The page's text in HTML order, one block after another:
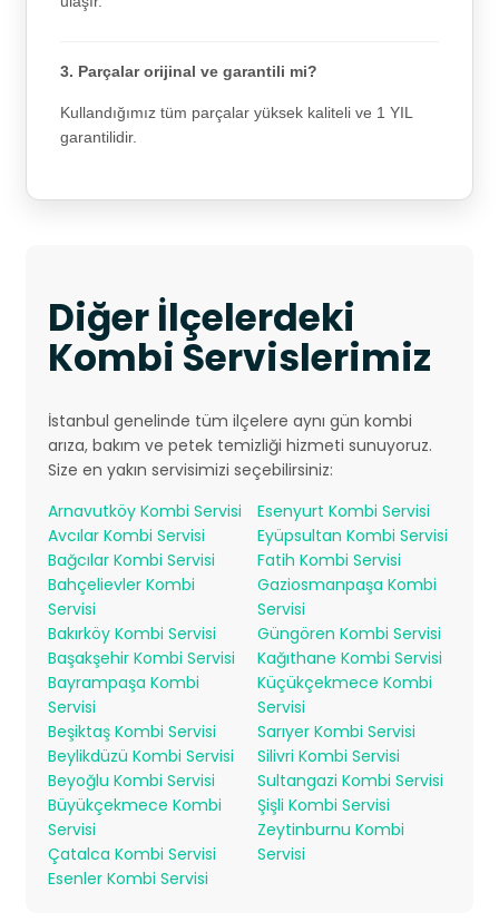
3. Parçalar orijinal ve garantili mi?
Kullandığımız tüm parçalar yüksek kaliteli ve 1 YIL
garantilidir.
Diğer İlçelerdeki
Kombi Servislerimiz
İstanbul genelinde tüm ilçelere aynı gün kombi
arıza, bakım ve petek temizliği hizmeti sunuyoruz.
Size en yakın servisimizi seçebilirsiniz:
Arnavutköy Kombi Servisi
Avcılar Kombi Servisi
Bağcılar Kombi Servisi
Bahçelievler Kombi
Servisi
Bakırköy Kombi Servisi
Başakşehir Kombi Servisi
Bayrampaşa Kombi
Servisi
Beşiktaş Kombi Servisi
Beylikdüzü Kombi Servisi
Beyoğlu Kombi Servisi
Büyükçekmece Kombi
Servisi
Çatalca Kombi Servisi
Esenler Kombi Servisi
Esenyurt Kombi Servisi
Eyüpsultan Kombi Servisi
Fatih Kombi Servisi
Gaziosmanpaşa Kombi
Servisi
Güngören Kombi Servisi
Kağıthane Kombi Servisi
Küçükçekmece Kombi
Servisi
Sarıyer Kombi Servisi
Silivri Kombi Servisi
Sultangazi Kombi Servisi
Şişli Kombi Servisi
Zeytinburnu Kombi
Servisi